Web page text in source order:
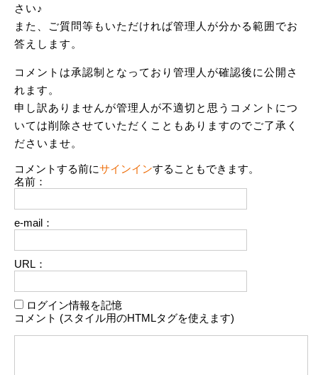
さい♪
また、ご質問等もいただければ管理人が分かる範囲でお
答えします。
コメントは承認制となっており管理人が確認後に公開さ
れます。
申し訳ありませんが管理人が不適切と思うコメントにつ
いては削除させていただくこともありますのでご了承く
ださいませ。
コメントする前にサインインすることもできます。
名前：
e-mail：
URL：
ログイン情報を記憶
コメント (スタイル用のHTMLタグを使えます)